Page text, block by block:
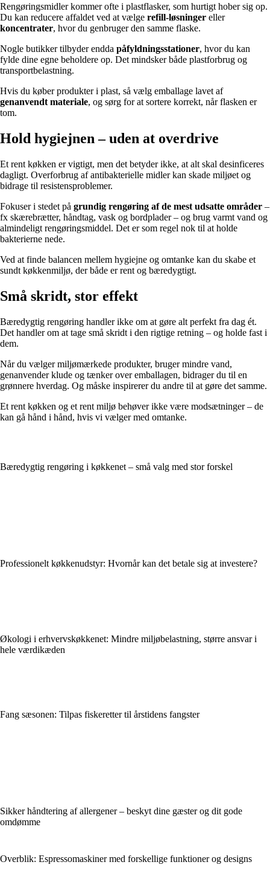
Rengøringsmidler kommer ofte i plastflasker, som hurtigt hober sig op.
Du kan reducere affaldet ved at vælge refill-løsninger eller
koncentrater, hvor du genbruger den samme flaske.
Nogle butikker tilbyder endda påfyldningsstationer, hvor du kan
fylde dine egne beholdere op. Det mindsker både plastforbrug og
transportbelastning.
Hvis du køber produkter i plast, så vælg emballage lavet af
genanvendt materiale, og sørg for at sortere korrekt, når flasken er
tom.
Hold hygiejnen – uden at overdrive
Et rent køkken er vigtigt, men det betyder ikke, at alt skal desinficeres
dagligt. Overforbrug af antibakterielle midler kan skade miljøet og
bidrage til resistensproblemer.
Fokuser i stedet på grundig rengøring af de mest udsatte områder –
fx skærebrætter, håndtag, vask og bordplader – og brug varmt vand og
almindeligt rengøringsmiddel. Det er som regel nok til at holde
bakterierne nede.
Ved at finde balancen mellem hygiejne og omtanke kan du skabe et
sundt køkkenmiljø, der både er rent og bæredygtigt.
Små skridt, stor effekt
Bæredygtig rengøring handler ikke om at gøre alt perfekt fra dag ét.
Det handler om at tage små skridt i den rigtige retning – og holde fast i
dem.
Når du vælger miljømærkede produkter, bruger mindre vand,
genanvender klude og tænker over emballagen, bidrager du til en
grønnere hverdag. Og måske inspirerer du andre til at gøre det samme.
Et rent køkken og et rent miljø behøver ikke være modsætninger – de
kan gå hånd i hånd, hvis vi vælger med omtanke.
Bæredygtig rengøring i køkkenet – små valg med stor forskel
Professionelt køkkenudstyr: Hvornår kan det betale sig at investere?
Økologi i erhvervskøkkenet: Mindre miljøbelastning, større ansvar i
hele værdikæden
Fang sæsonen: Tilpas fiskeretter til årstidens fangster
Sikker håndtering af allergener – beskyt dine gæster og dit gode
omdømme
Overblik: Espressomaskiner med forskellige funktioner og designs